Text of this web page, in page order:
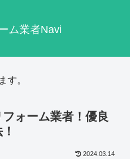
ム業者Navi
す。
ォーム業者！優良
2024.03.14